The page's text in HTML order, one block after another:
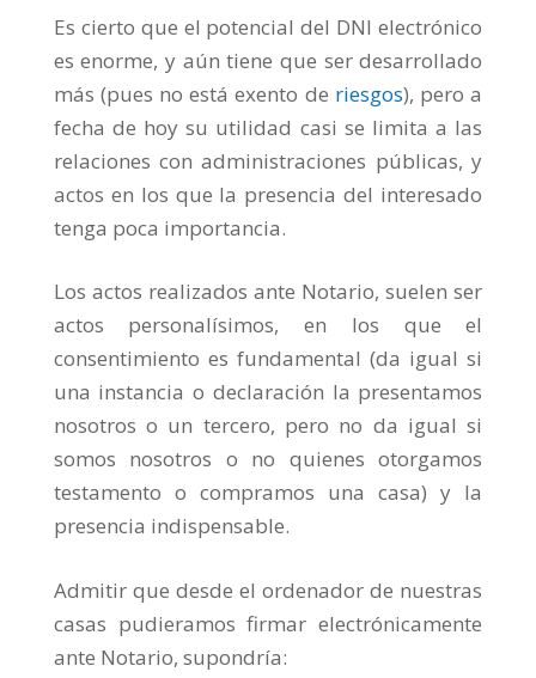
Es cierto que el potencial del DNI electrónico
es enorme, y aún tiene que ser desarrollado
más (pues no está exento de riesgos), pero a
fecha de hoy su utilidad casi se limita a las
relaciones con administraciones públicas, y
actos en los que la presencia del interesado
tenga poca importancia.
Los actos realizados ante Notario, suelen ser
actos personalísimos, en los que el
consentimiento es fundamental (da igual si
una instancia o declaración la presentamos
nosotros o un tercero, pero no da igual si
somos nosotros o no quienes otorgamos
testamento o compramos una casa) y la
presencia indispensable.
Admitir que desde el ordenador de nuestras
casas pudieramos firmar electrónicamente
ante Notario, supondría: